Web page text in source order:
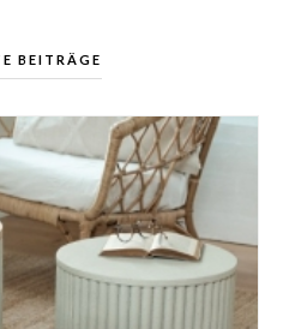
BEITRÄGE